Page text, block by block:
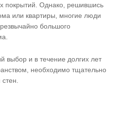
покрытий. Однако, решившись
или квартиры, многие люди
большого
выбор и в течение долгих лет
необходимо тщательно
стен.